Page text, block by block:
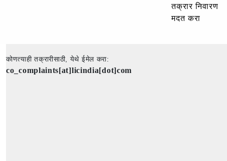
तक्रार निवारण
मदत करा
कोणत्याही तक्रारीसाठी, येथे ईमेल करा:
co_complaints[at]licindia[dot]com